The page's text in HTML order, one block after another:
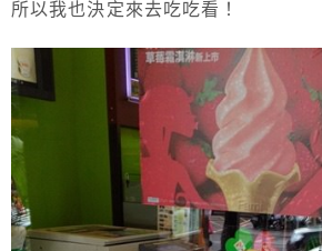
所以我也決定來去吃吃看！